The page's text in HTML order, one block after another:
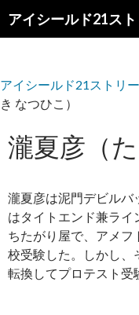
アイシールド21スト
索
ン
ツ
へ
キ
ッ
アイシールド21ストリ
き なつひこ）
瀧夏彦（
瀧夏彦は泥門デビルバ
はタイトエンド兼ラ
ちたがり屋で、アメ
校受験した。しかし、
転換してプロテスト受